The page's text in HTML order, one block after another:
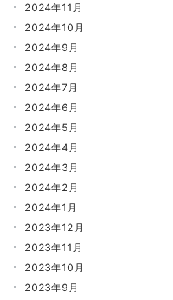
2024年11月
2024年10月
2024年9月
2024年8月
2024年7月
2024年6月
2024年5月
2024年4月
2024年3月
2024年2月
2024年1月
2023年12月
2023年11月
2023年10月
2023年9月